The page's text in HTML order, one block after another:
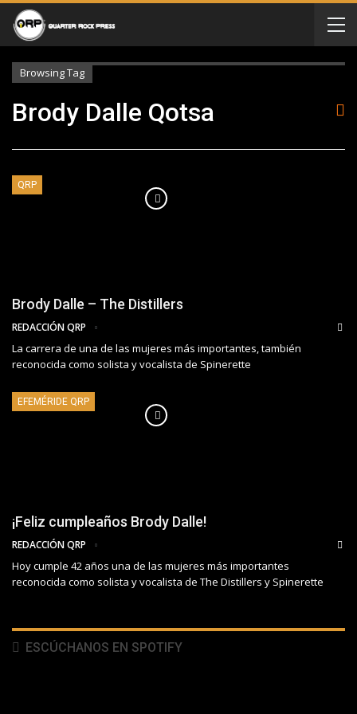
Browsing Tag
Brody Dalle Qotsa
QRP
Brody Dalle – The Distillers
REDACCIÓN QRP
La carrera de una de las mujeres más importantes, también
reconocida como solista y vocalista de Spinerette
EFEMÉRIDE QRP
¡Feliz cumpleaños Brody Dalle!
REDACCIÓN QRP
Hoy cumple 42 años una de las mujeres más importantes
reconocida como solista y vocalista de The Distillers y Spinerette
ESCÚCHANOS EN SPOTIFY